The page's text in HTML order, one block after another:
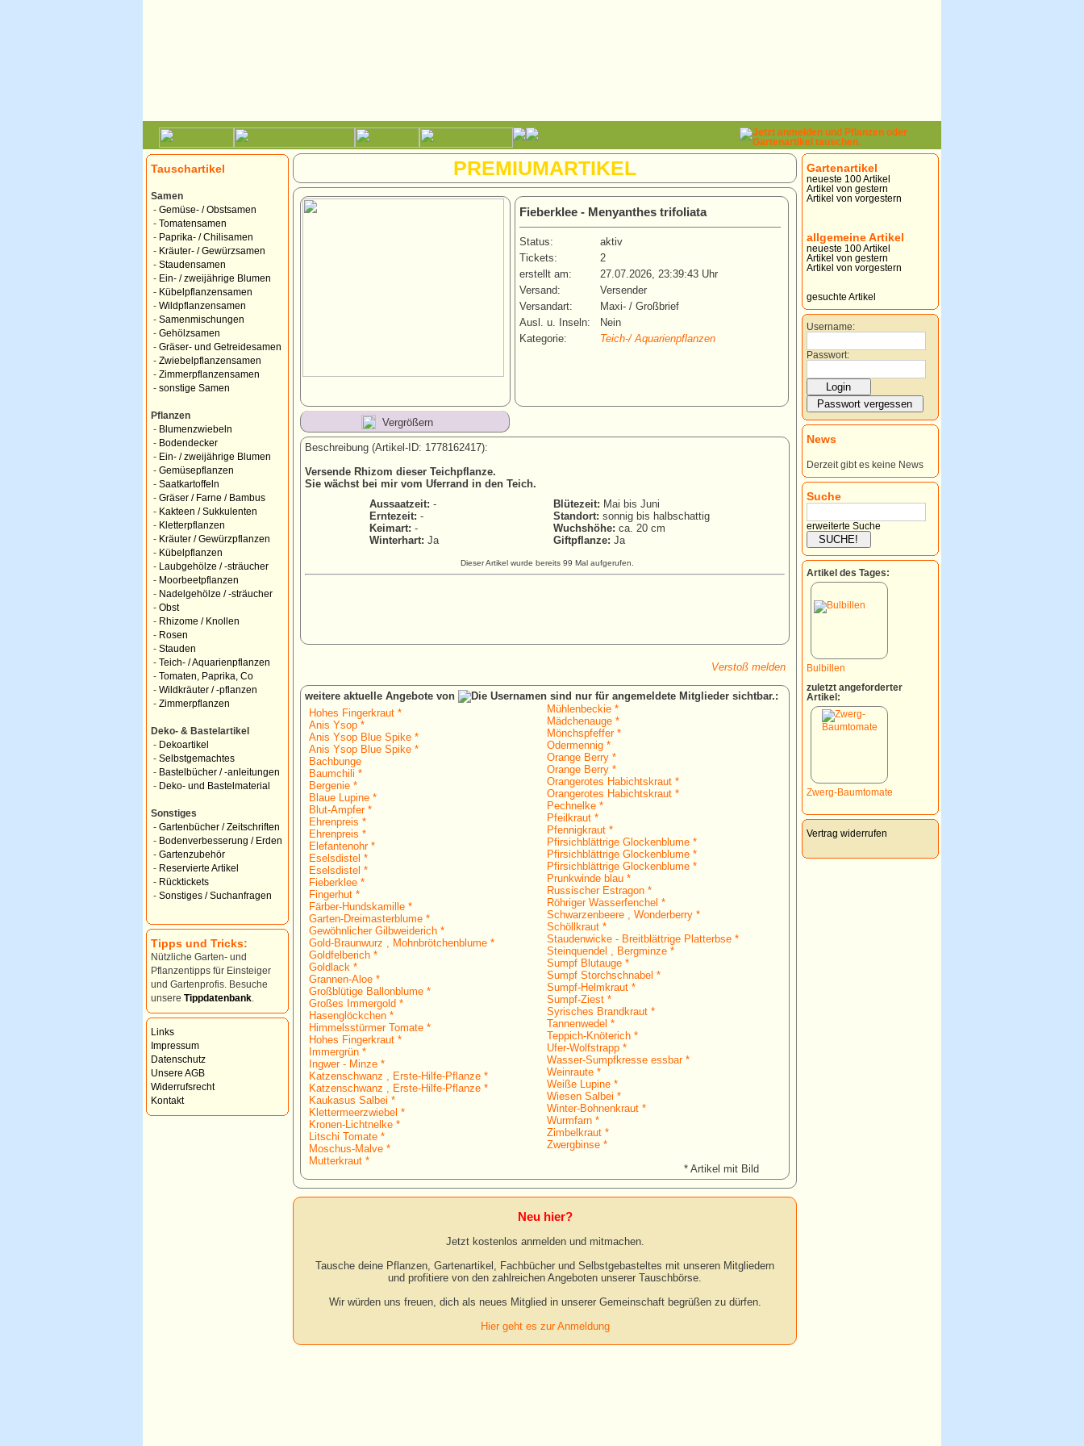
Tauschartikel
Samen
- Gemüse- / Obstsamen
- Tomatensamen
- Paprika- / Chilisamen
- Kräuter- / Gewürzsamen
- Staudensamen
- Ein- / zweijährige Blumen
- Kübelpflanzensamen
- Wildpflanzensamen
- Samenmischungen
- Gehölzsamen
- Gräser- und Getreidesamen
- Zwiebelpflanzensamen
- Zimmerpflanzensamen
- sonstige Samen
Pflanzen
- Blumenzwiebeln
- Bodendecker
- Ein- / zweijährige Blumen
- Gemüsepflanzen
- Saatkartoffeln
- Gräser / Farne / Bambus
- Kakteen / Sukkulenten
- Kletterpflanzen
- Kräuter / Gewürzpflanzen
- Kübelpflanzen
-
Laubgehölze / -sträucher
- Moorbeetpflanzen
- Nadelgehölze / -sträucher
- Obst
- Rhizome / Knollen
- Rosen
- Stauden
- Teich- / Aquarienpflanzen
- Tomaten, Paprika, Co
- Wildkräuter / -pflanzen
- Zimmerpflanzen
Deko- & Bastelartikel
- Dekoartikel
- Selbstgemachtes
- Bastelbücher / -anleitungen
- Deko- und Bastelmaterial
Sonstiges
- Gartenbücher / Zeitschriften
- Bodenverbesserung / Erden
- Gartenzubehör
- Reservierte Artikel
- Rücktickets
- Sonstiges / Suchanfragen
Tipps und Tricks:
Nützliche Garten- und
Pflanzentipps für Einsteiger
und Gartenprofis. Besuche
unsere Tippdatenbank
Links
Impressum
Datenschutz
Unsere AGB
Widerrufsrecht
Kontakt
PREMIUMARTIKEL
Fieberklee - Menyanthes trifoliata
Status:
aktiv
Tickets:
2
erstellt am:
27.07.2026, 23:39:43 Uhr
Versand:
Versender
Versandart:
Maxi- / Großbrief
Ausl. u. Inseln:
Nein
Kategorie:
Teich-/ Aquarienpflanzen
Vergrößern
Beschreibung (Artikel-ID: 1778162417):
Versende Rhizom dieser Teichpflanze.
Sie wächst bei mir vom Uferrand in den Teich.
Aussaatzeit: - Blütezeit: Mai bis Juni
Erntezeit: - Standort: sonnig bis halbschattig
Keimart: - Wuchshöhe: ca. 20 cm
Winterhart: Ja Giftpflanze: Ja
Dieser Artikel wurde bereits 99 Mal aufgerufen.
Verstoß melden
weitere aktuelle Angebote von
:
Hohes Fingerkraut *
Anis Ysop *
Anis Ysop Blue Spike *
Anis Ysop Blue Spike *
Bachbunge
Baumchili *
Bergenie *
Blaue Lupine *
Blut-Ampfer *
Ehrenpreis *
Ehrenpreis *
Elefantenohr *
Eselsdistel *
Eselsdistel *
Fieberklee *
Fingerhut *
Färber-Hundskamille *
Garten-Dreimasterblume *
Gewöhnlicher Gilbweiderich *
Gold-Braunwurz , Mohnbrötchenblume *
Goldfelberich *
Goldlack *
Grannen-Aloe *
Großblütige Ballonblume *
Großes Immergold *
Hasenglöckchen *
Himmelsstürmer Tomate *
Hohes Fingerkraut *
Immergrün *
Ingwer - Minze *
Katzenschwanz , Erste-Hilfe-Pflanze *
Katzenschwanz , Erste-Hilfe-Pflanze *
Kaukasus Salbei *
Klettermeerzwiebel *
Kronen-Lichtnelke *
Litschi Tomate *
Moschus-Malve *
Mutterkraut *
Mühlenbeckie *
Mädchenauge *
Mönchspfeffer *
Odermennig *
Orange Berry *
Orange Berry *
Orangerotes Habichtskraut *
Orangerotes Habichtskraut *
Pechnelke *
Pfeilkraut *
Pfennigkraut *
Pfirsichblättrige Glockenblume *
Pfirsichblättrige Glockenblume *
Pfirsichblättrige Glockenblume *
Prunkwinde blau *
Russischer Estragon *
Röhriger Wasserfenchel *
Schwarzenbeere , Wonderberry *
Schöllkraut *
Staudenwicke - Breitblättrige Platterbse *
Steinquendel , Bergminze *
Sumpf Blutauge *
Sumpf Storchschnabel *
Sumpf-Helmkraut *
Sumpf-Ziest *
Syrisches Brandkraut *
Tannenwedel *
Teppich-Knöterich *
Ufer-Wolfstrapp *
Wasser-Sumpfkresse essbar *
Weinraute *
Weiße Lupine *
Wiesen Salbei *
Winter-Bohnenkraut *
Wurmfarn *
Zimbelkraut *
Zwergbinse *
* Artikel mit Bild
Neu hier?
Jetzt kostenlos anmelden und mitmachen.
Tausche deine Pflanzen, Gartenartikel, Fachbücher und Selbstgebasteltes mit unseren Mitgliedern
und profitiere von den zahlreichen Angeboten unserer Tauschbörse.
Wir würden uns freuen, dich als neues Mitglied in unserer Gemeinschaft begrüßen zu dürfen.
Hier geht es zur Anmeldung
Gartenartikel
neueste 100 Artikel
Artikel von gestern
Artikel von vorgestern
allgemeine Artikel
neueste 100 Artikel
Artikel von gestern
Artikel von vorgestern
gesuchte Artikel
Username:
Passwort:
News
Derzeit gibt es keine News
Suche
erweiterte Suche
Artikel des Tages:
Bulbillen
zuletzt angeforderter
Artikel:
Zwerg-Baumtomate
Vertrag widerrufen